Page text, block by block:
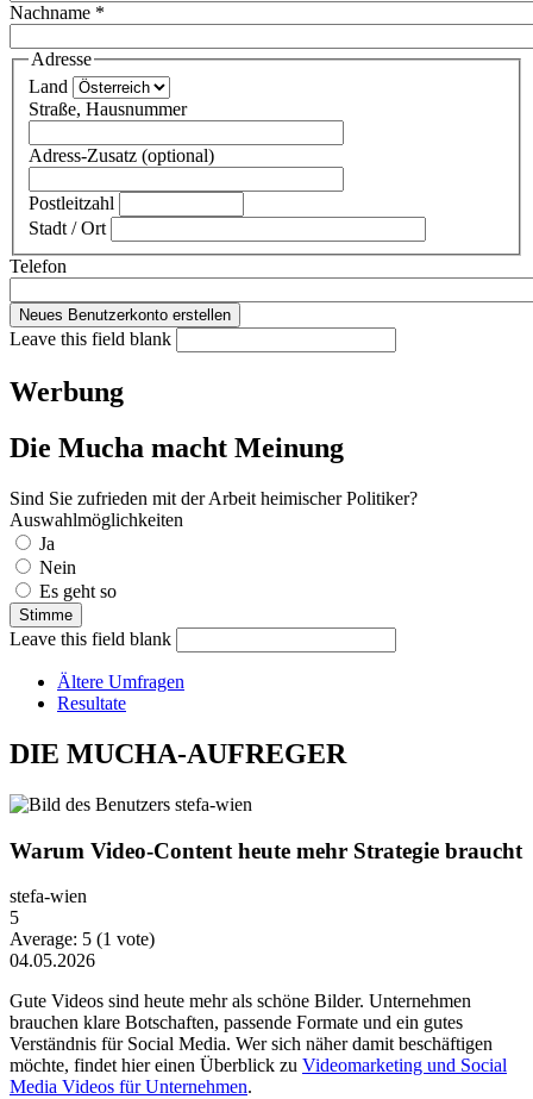
Nachname *
Adresse
Land
Straße, Hausnummer
Adress-Zusatz (optional)
Postleitzahl
Stadt / Ort
Telefon
Leave this field blank
Werbung
Die Mucha macht Meinung
Sind Sie zufrieden mit der Arbeit heimischer Politiker?
Auswahlmöglichkeiten
Ja
Nein
Es geht so
Leave this field blank
Ältere Umfragen
Resultate
DIE MUCHA-AUFREGER
Warum Video-Content heute mehr Strategie braucht
stefa-wien
5
Average: 5 (1 vote)
04.05.2026
Gute Videos sind heute mehr als schöne Bilder. Unternehmen
brauchen klare Botschaften, passende Formate und ein gutes
Verständnis für Social Media. Wer sich näher damit beschäftigen
möchte, findet hier einen Überblick zu Videomarketing und Social
Media Videos für Unternehmen.